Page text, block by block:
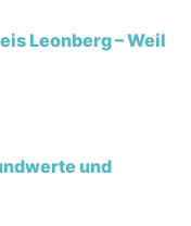
Leonberg – Weil
und